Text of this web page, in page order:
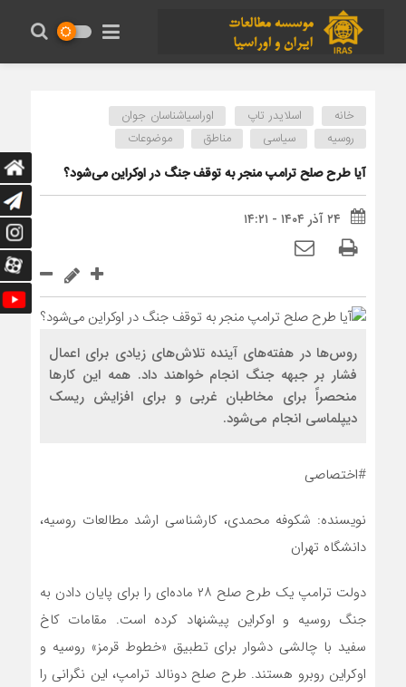
خانه اسلایدر تاپ
اوراسیاشناسان جوان
روسیه
سیاسی مناطق موضوعات
آیا طرح صلح ترامپ منجر به توقف جنگ در اوکراین می‌شود؟
۲۴ آذر ۱۴۰۴ - ۱۴:۲۱
روس‌ها در هفته‌های آینده تلاش‌های زیادی برای اعمال
فشار بر جبهه جنگ انجام خواهند داد. همه این کارها
منحصراً برای مخاطبان غربی و برای افزایش ریسک
دیپلماسی انجام می‌شود.
#اختصاصی
نویسنده: شکوفه محمدی، کارشناسی ارشد مطالعات روسیه،
دانشگاه تهران
دولت ترامپ یک طرح صلح ۲۸ ماده‌ای را برای پایان دادن به
جنگ روسیه و اوکراین پیشنهاد کرده‌ است. مقامات کاخ
سفید با چالشی دشوار برای تطبیق «خطوط قرمز» روسیه و
اوکراین روبرو هستند. طرح صلح دونالد ترامپ، این نگرانی را